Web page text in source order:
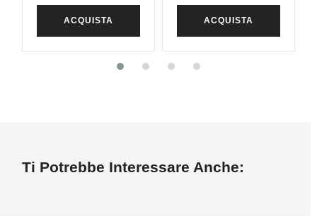
ACQUISTA ACQUISTA
Ti Potrebbe Interessare Anche: